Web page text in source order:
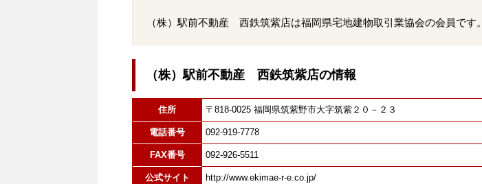
（株）駅前不動産 西鉄筑紫店は福岡県宅地建物取引業協会の会員です。
（株）駅前不動産 西鉄筑紫店の情報
住所 〒818-0025 福岡県筑紫野市大字筑紫２０－２３
電話番号 092-919-7778
FAX番号 092-926-5511
公式サイト http://www.ekimae-r-e.co.jp/